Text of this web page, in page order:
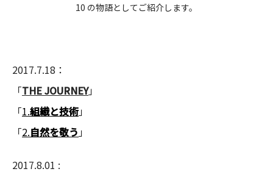
10 の物語としてご紹介します。
2017.7.18：
「THE JOURNEY」
「1.組織と技術」
「2.自然を敬う 」
2017.8.01 :